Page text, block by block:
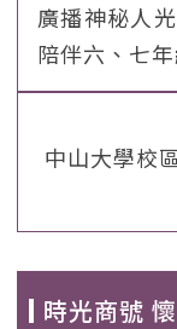
廣播神秘人
陪伴六、七
中山大學校
時光商號